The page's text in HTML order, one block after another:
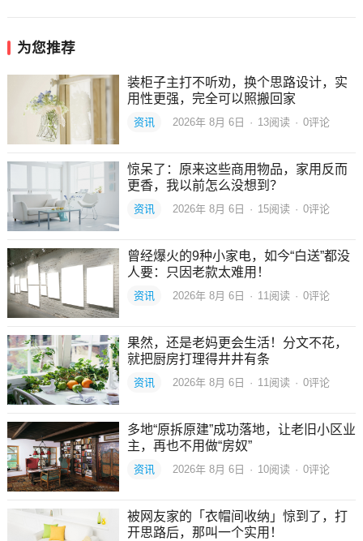
为您推荐
装柜子主打不听劝，换个思路设计，实
用性更强，完全可以照搬回家
资讯 2026年 8月 6日 · 13阅读 · 0评论
惊呆了：原来这些商用物品，家用反而
更香，我以前怎么没想到？
资讯 2026年 8月 6日 · 15阅读 · 0评论
曾经爆火的9种小家电，如今“白送”都没
人要：只因老款太难用！
资讯 2026年 8月 6日 · 11阅读 · 0评论
果然，还是老妈更会生活！分文不花，
就把厨房打理得井井有条
资讯 2026年 8月 6日 · 11阅读 · 0评论
多地“原拆原建”成功落地，让老旧小区业
主，再也不用做“房奴”
资讯 2026年 8月 6日 · 10阅读 · 0评论
被网友家的「衣帽间收纳」惊到了，打
开思路后，那叫一个实用！